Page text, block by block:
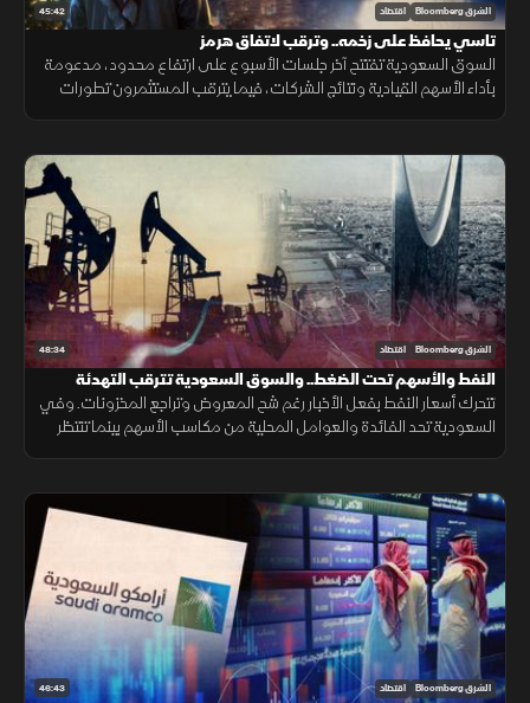
45:42 الشرق Bloomberg اقتصاد
تاسي يحافظ على زخمه.. وترقب لاتفاق هرمز
السوق السعودية تفتتح آخر جلسات الأسبوع على ارتفاع محدود، مدعومة
بأداء الأسهم القيادية ونتائج الشركات، فيما يترقب المستثمرون تطورات
48:34 الشرق Bloomberg اقتصاد
النفط والأسهم تحت الضغط.. والسوق السعودية تترقب التهدئة
تتحرك أسعار النفط بفعل الأخبار رغم شح المعروض وتراجع المخزونات. وفي
السعودية تحد الفائدة والعوامل المحلية من مكاسب الأسهم بينما تنتظر
46:43 الشرق Bloomberg اقتصاد